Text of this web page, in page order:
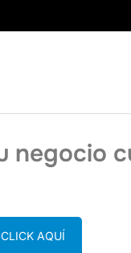
negocio
AQUÍ